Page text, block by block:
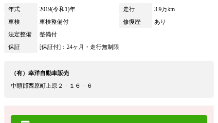
年式 2019(令和1)年 走行
3.9万km
車検
車検整備付 修復歴
あり
法定整備
整備付
保証
[保証付]：24ヶ月・走行無制限
（有）幸洋自動車販売
中頭郡西原町上原２－１６－６